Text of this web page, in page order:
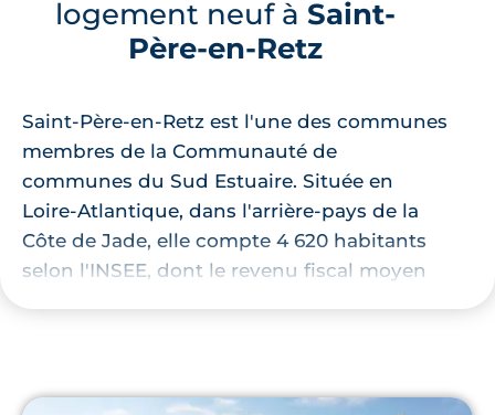
logement neuf à Saint-
Père-en-Retz
Saint-Père-en-Retz est l'une des communes
membres de la Communauté de
communes du Sud Estuaire. Située en
Loire-Atlantique, dans l'arrière-pays de la
Côte de Jade, elle compte 4 620 habitants
selon l'INSEE, dont le revenu fiscal moyen
Saint-Viaud et Corsept.